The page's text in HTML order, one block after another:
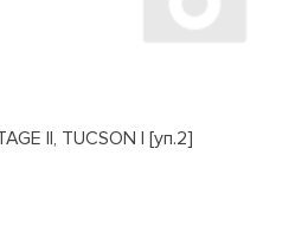
II, TUCSON I [уп.2]